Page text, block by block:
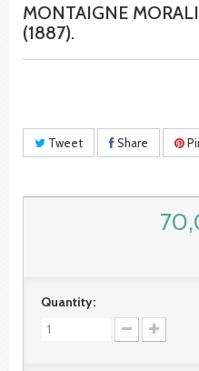
MONTAIGNE
(1887).
Tweet Share
Quantity: